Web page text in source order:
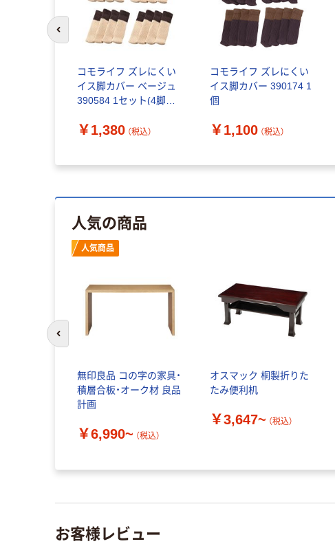
コモライフ ズレにくい
イス脚カバー ベージュ
390584 1セット(4脚分)
￥1,380 （税込）
コモライフ ズレにくい
イス脚カバー 390174 1
個
￥1,100 （税込）
前のスライドへ
人気の商品
人気商品
無印良品 コの字の家具・
積層合板・オーク材 良品
計画
￥6,990~ （税込）
オスマック 桐製折りた
たみ便利机
￥3,647~ （税込）
お客様レビュー